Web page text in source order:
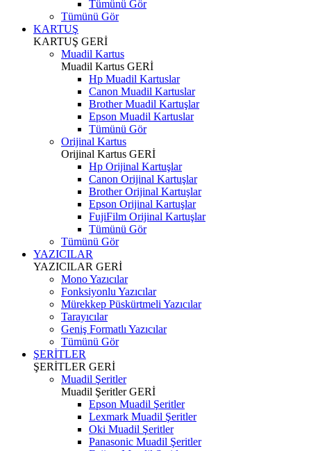
Tümünü Gör
Tümünü Gör
KARTUŞ
KARTUŞ GERİ
Muadil Kartus
Muadil Kartus GERİ
Hp Muadil Kartuslar
Canon Muadil Kartuslar
Brother Muadil Kartuşlar
Epson Muadil Kartuslar
Tümünü Gör
Orijinal Kartus
Orijinal Kartus GERİ
Hp Orijinal Kartuşlar
Canon Orijinal Kartuşlar
Brother Orijinal Kartuşlar
Epson Orijinal Kartuşlar
FujiFilm Orijinal Kartuşlar
Tümünü Gör
Tümünü Gör
YAZICILAR
YAZICILAR GERİ
Mono Yazıcılar
Fonksiyonlu Yazıcılar
Mürekkep Püskürtmeli Yazıcılar
Tarayıcılar
Geniş Formatlı Yazıcılar
Tümünü Gör
ŞERİTLER
ŞERİTLER GERİ
Muadil Şeritler
Muadil ŞeritlerGERİ
Epson Muadil Şeritler
Lexmark Muadil Şeritler
Oki Muadil Şeritler
Panasonic Muadil Şeritler